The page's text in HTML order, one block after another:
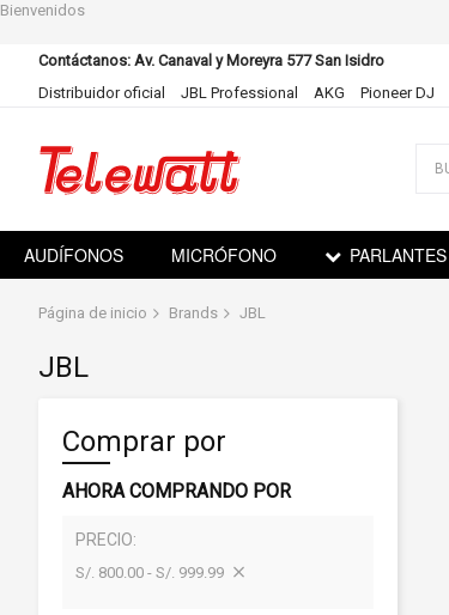
Bienvenidos
Contáctanos: Av. Canaval y Moreyra 577 San Isidro
Distribuidor oficial
JBL Professional AKG Pioneer DJ
contenido
AUDÍFONOS MICRÓFONO PARLANTES
Página de inicio Brands JBL
JBL
Comprar por
AHORA COMPRANDO POR
PRECIO
S/. 800.00 - S/. 999.99